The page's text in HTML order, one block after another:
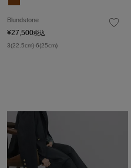
Blundstone
¥27,500税込
3(22.5cm)-6(25cm)